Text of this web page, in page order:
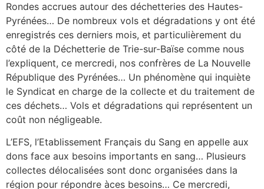
Rondes accrues autour des déchetteries des Hautes-
Pyrénées… De nombreux vols et dégradations y ont été
enregistrés ces derniers mois, et particulièrement du
côté de la Déchetterie de Trie-sur-Baïse comme nous
l’expliquent, ce mercredi, nos confrères de La Nouvelle
République des Pyrénées… Un phénomène qui inquiète
le Syndicat en charge de la collecte et du traitement de
ces déchets… Vols et dégradations qui représentent un
coût non négligeable.
L’EFS, l’Etablissement Français du Sang en appelle aux
dons face aux besoins importants en sang… Plusieurs
collectes délocalisées sont donc organisées dans la
région pour répondre àces besoins… Ce mercredi,